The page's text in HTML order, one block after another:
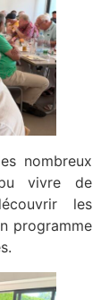
nombreux
vivre de
les
programme